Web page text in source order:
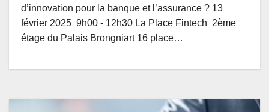
d’innovation pour la banque et l’assurance ? 13
février 2025 9h00 - 12h30 La Place Fintech 2ème
étage du Palais Brongniart 16 place…